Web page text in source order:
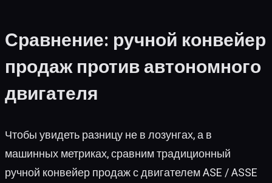
Сравнение: ручной конвейер
продаж против автономного
двигателя
Чтобы увидеть разницу не в лозунгах, а в
машинных метриках, сравним традиционный
ручной конвейер продаж с двигателем ASE / ASSE